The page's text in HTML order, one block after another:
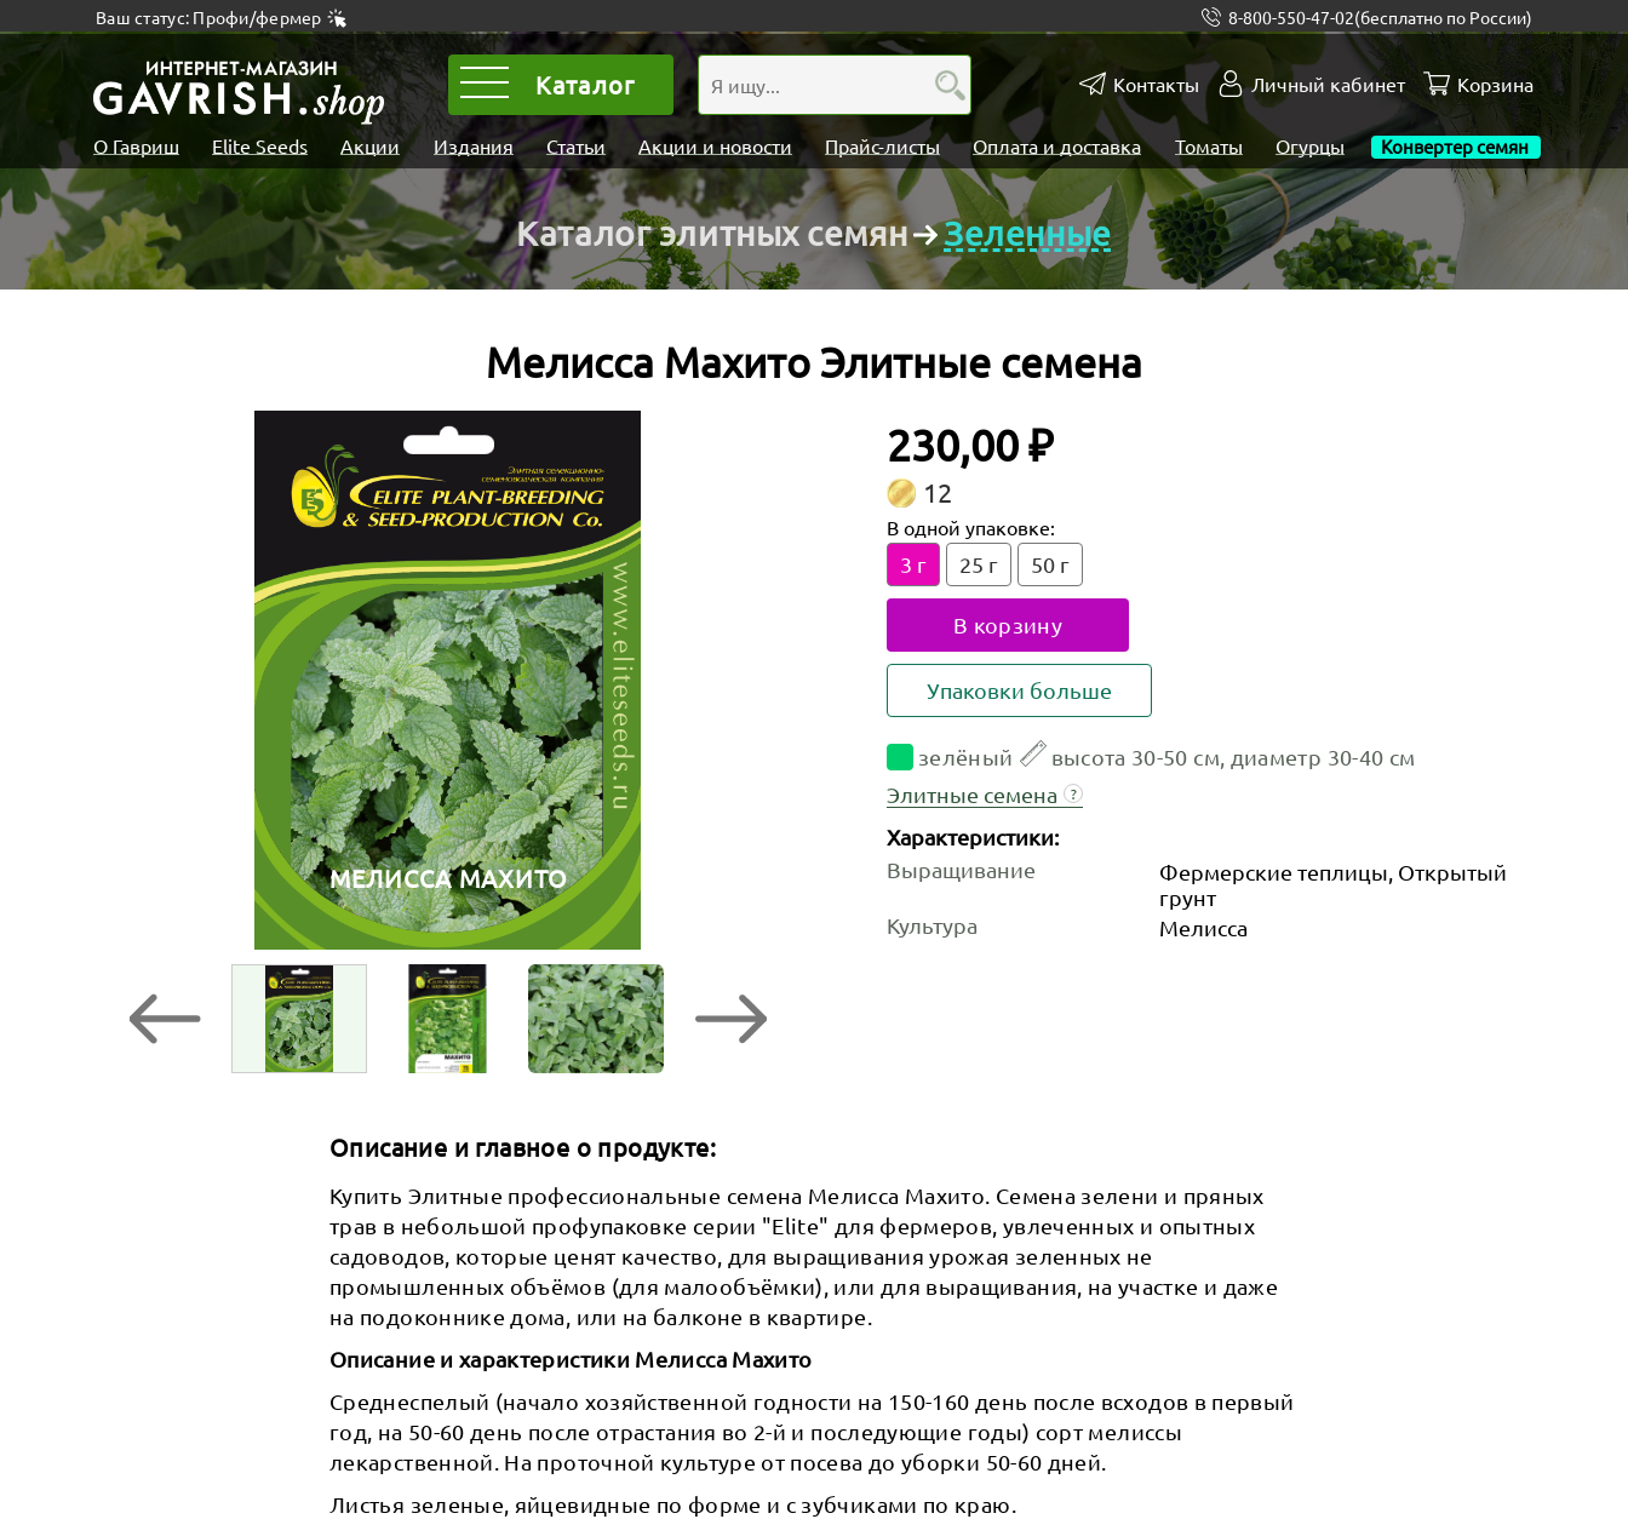
Ваш статус: Профи/фермер 8-800-550-47-02(бесплатно по России)
Каталог Контакты Личный кабинет Корзина
О Гавриш Elite Seeds Акции Издания Статьи Акции и новости Прайс-листы Оплата и доставка Томаты Огурцы Конвертер семян
Каталог элитных семян Зеленные
Мелисса Махито Элитные семена
МЕЛИССА МАХИТО
230,00 ₽
12
В одной упаковке:
3 г 25 г 50 г
В корзину
Упаковки больше
зелёный
высота 30-50 см, диаметр 30-40 см
Элитные семена
?
Характеристики:
Выращивание
Фермерские теплицы, Открытый
грунт
Культура
Мелисса
Описание и главное о продукте:
Купить Элитные профессиональные семена Мелисса Махито. Семена зелени и пряных
трав в небольшой профупаковке серии "Elite" для фермеров, увлеченных и опытных
садоводов, которые ценят качество, для выращивания урожая зеленных не
промышленных объёмов (для малообъёмки), или для выращивания, на участке и даже
на подоконнике дома, или на балконе в квартире.
Описание и характеристики Мелисса Махито
Среднеспелый (начало хозяйственной годности на 150-160 день после всходов в первый
год, на 50-60 день после отрастания во 2-й и последующие годы) сорт мелиссы
лекарственной. На проточной культуре от посева до уборки 50-60 дней.
Листья зеленые, яйцевидные по форме и с зубчиками по краю.